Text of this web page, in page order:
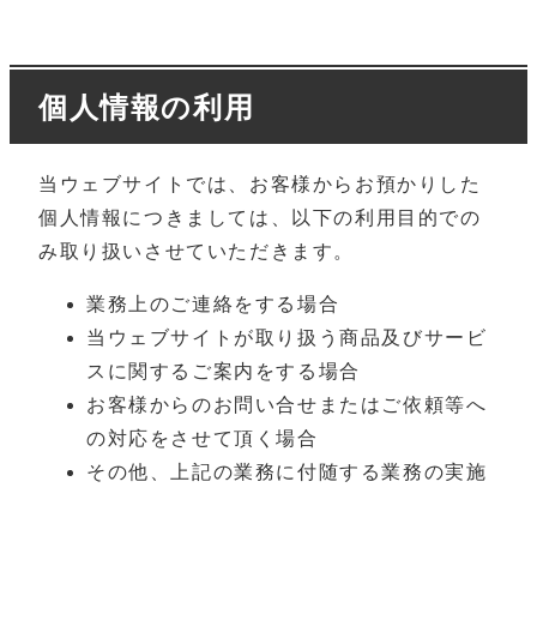
個人情報の利用
当ウェブサイトでは、お客様からお預かりした
個人情報につきましては、以下の利用目的での
み取り扱いさせていただきます。
業務上のご連絡をする場合
当ウェブサイトが取り扱う商品及びサービ
スに関するご案内をする場合
お客様からのお問い合せまたはご依頼等へ
の対応をさせて頂く場合
その他、上記の業務に付随する業務の実施